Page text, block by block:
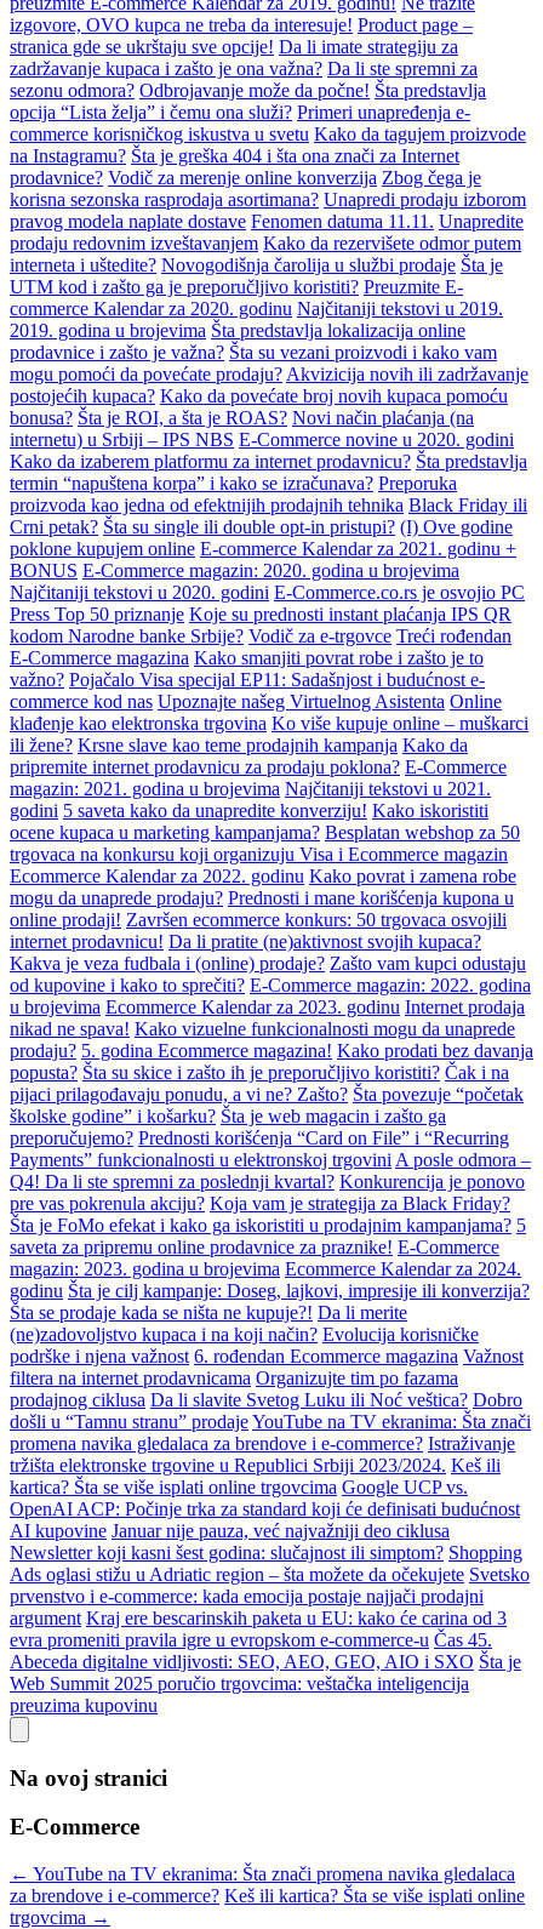
izgovore, OVO kupca ne treba da interesuje! Product page –
stranica gde se ukrštaju sve opcije! Da li imate strategiju za
zadržavanje kupaca i zašto je ona važna? Da li ste spremni za
sezonu odmora? Odbrojavanje može da počne! Šta predstavlja
opcija “Lista želja” i čemu ona služi? Primeri unapređenja e-
commerce korisničkog iskustva u svetu Kako da tagujem proizvode
na Instagramu? Šta je greška 404 i šta ona znači za Internet
prodavnice? Vodič za merenje online konverzija Zbog čega je
korisna sezonska rasprodaja asortimana? Unapredi prodaju izborom
pravog modela naplate dostave Fenomen datuma 11.11. Unapredite
prodaju redovnim izveštavanjem Kako da rezervišete odmor putem
interneta i uštedite? Novogodišnja čarolija u službi prodaje Šta je
UTM kod i zašto ga je preporučljivo koristiti? Preuzmite E-
commerce Kalendar za 2020. godinu Najčitaniji tekstovi u 2019.
2019. godina u brojevima Šta predstavlja lokalizacija online
prodavnice i zašto je važna? Šta su vezani proizvodi i kako vam
mogu pomoći da povećate prodaju? Akvizicija novih ili zadržavanje
postojećih kupaca? Kako da povećate broj novih kupaca pomoću
bonusa? Šta je ROI, a šta je ROAS? Novi način plaćanja (na
internetu) u Srbiji – IPS NBS E-Commerce novine u 2020. godini
Kako da izaberem platformu za internet prodavnicu? Šta predstavlja
termin “napuštena korpa” i kako se izračunava? Preporuka
proizvoda kao jedna od efektnijih prodajnih tehnika Black Friday ili
Crni petak? Šta su single ili double opt-in pristupi? (I) Ove godine
poklone kupujem online E-commerce Kalendar za 2021. godinu +
BONUS E-Commerce magazin: 2020. godina u brojevima
Najčitaniji tekstovi u 2020. godini E-Commerce.co.rs je osvojio PC
Press Top 50 priznanje Koje su prednosti instant plaćanja IPS QR
kodom Narodne banke Srbije? Vodič za e-trgovce Treći rođendan
E-Commerce magazina Kako smanjiti povrat robe i zašto je to
važno? Pojačalo Visa specijal EP11: Sadašnjost i budućnost e-
commerce kod nas Upoznajte našeg Virtuelnog Asistenta Online
klađenje kao elektronska trgovina Ko više kupuje online – muškarci
ili žene? Krsne slave kao teme prodajnih kampanja Kako da
pripremite internet prodavnicu za prodaju poklona? E-Commerce
magazin: 2021. godina u brojevima Najčitaniji tekstovi u 2021.
godini 5 saveta kako da unapredite konverziju! Kako iskoristiti
ocene kupaca u marketing kampanjama? Besplatan webshop za 50
trgovaca na konkursu koji organizuju Visa i Ecommerce magazin
Ecommerce Kalendar za 2022. godinu Kako povrat i zamena robe
mogu da unaprede prodaju? Prednosti i mane korišćenja kupona u
online prodaji! Završen ecommerce konkurs: 50 trgovaca osvojili
internet prodavnicu! Da li pratite (ne)aktivnost svojih kupaca?
Kakva je veza fudbala i (online) prodaje? Zašto vam kupci odustaju
od kupovine i kako to sprečiti? E-Commerce magazin: 2022. godina
u brojevima Ecommerce Kalendar za 2023. godinu Internet prodaja
nikad ne spava! Kako vizuelne funkcionalnosti mogu da unaprede
prodaju? 5. godina Ecommerce magazina! Kako prodati bez davanja
popusta? Šta su skice i zašto ih je preporučljivo koristiti? Čak i na
pijaci prilagođavaju ponudu, a vi ne? Zašto? Šta povezuje “početak
školske godine” i košarku? Šta je web magacin i zašto ga
preporučujemo? Prednosti korišćenja “Card on File” i “Recurring
Payments” funkcionalnosti u elektronskoj trgovini A posle odmora –
Q4! Da li ste spremni za poslednji kvartal? Konkurencija je ponovo
pre vas pokrenula akciju? Koja vam je strategija za Black Friday?
Šta je FoMo efekat i kako ga iskoristiti u prodajnim kampanjama? 5
saveta za pripremu online prodavnice za praznike! E-Commerce
magazin: 2023. godina u brojevima Ecommerce Kalendar za 2024.
godinu Šta je cilj kampanje: Doseg, lajkovi, impresije ili konverzija?
Šta se prodaje kada se ništa ne kupuje?! Da li merite
(ne)zadovoljstvo kupaca i na koji način? Evolucija korisničke
podrške i njena važnost 6. rođendan Ecommerce magazina Važnost
filtera na internet prodavnicama Organizujte tim po fazama
prodajnog ciklusa Da li slavite Svetog Luku ili Noć veštica? Dobro
došli u “Tamnu stranu” prodajeYouTube na TV ekranima: Šta znači
promena navika gledalaca za brendove i e-commerce? Istraživanje
tržišta elektronske trgovine u Republici Srbiji 2023/2024. Keš ili
kartica? Šta se više isplati online trgovcima Google UCP vs.
OpenAI ACP: Počinje trka za standard koji će definisati budućnost
AI kupovine Januar nije pauza, već najvažniji deo ciklusa
Newsletter koji kasni šest godina: slučajnost ili simptom? Shopping
Ads oglasi stižu u Adriatic region – šta možete da očekujete Svetsko
prvenstvo i e-commerce: kada emocija postaje najjači prodajni
argument Kraj ere bescarinskih paketa u EU: kako će carina od 3
evra promeniti pravila igre u evropskom e-commerce-u Čas 45.
Abeceda digitalne vidljivosti: SEO, AEO, GEO, AIO i SXO Šta je
Web Summit 2025 poručio trgovcima: veštačka inteligencija
preuzima kupovinu
Na ovoj stranici
E-Commerce
← YouTube na TV ekranima: Šta znači promena navika gledalaca
za brendove i e-commerce? Keš ili kartica? Šta se više isplati online
trgovcima →